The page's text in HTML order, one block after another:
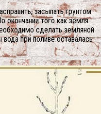
засыпать грунтом
окончании того как земля
сделать земляной
при поливе оставалась